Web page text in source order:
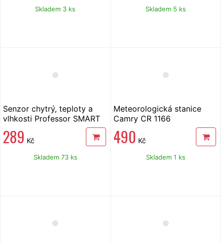
Skladem 3 ks Skladem 5 ks
Senzor chytrý, teploty a
vlhkosti Professor SMART
289 Kč
Skladem 73 ks
Meteorologická stanice
Camry CR 1166
490 Kč
Skladem 1 ks